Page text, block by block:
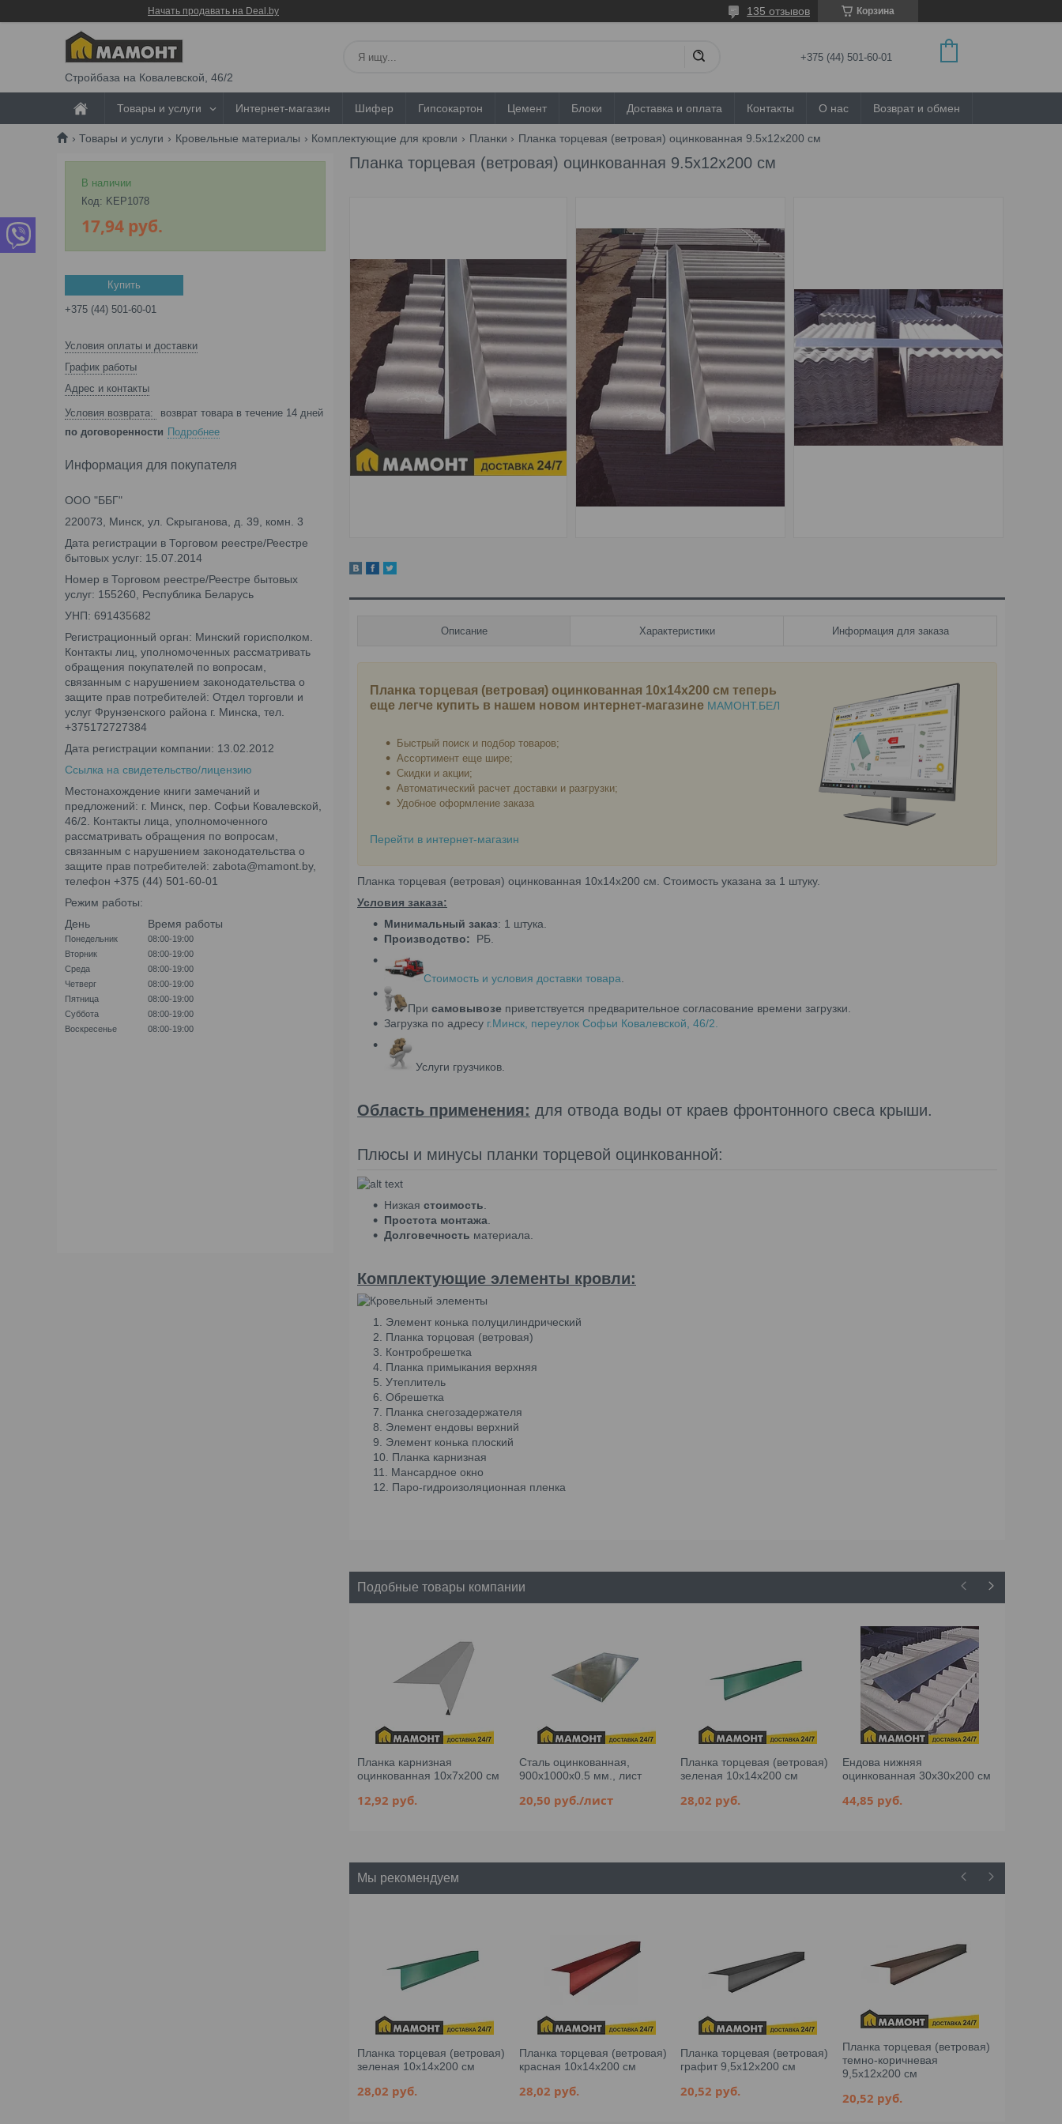
Начать продавать на Deal.by Корзина
135 отзывов
Стройбаза на Ковалевской, 46/2
+375 (44) 501-60-01
Товары и услуги Интернет-магазин Шифер Гипсокартон Цемент Блоки Доставка и оплата Контакты О нас Возврат и обмен
Товары и услуги Кровельные материалы Комплектующие для кровли Планки Планка торцевая (ветровая) оцинкованная 9.5x12x200 см
Планка торцевая (ветровая) оцинкованная 9.5x12x200 см
Описание Характеристики Информация для заказа
Планка торцевая (ветровая) оцинкованная 10x14x200 см теперь
еще легче купить в нашем новом интернет-магазине МАМОНТ.БЕЛ
Быстрый поиск и подбор товаров;
Ассортимент еще шире;
Скидки и акции;
Автоматический расчет доставки и разгрузки;
Удобное оформление заказа
Перейти в интернет-магазин
Планка торцевая (ветровая) оцинкованная 10х14х200 см. Стоимость указана за 1 штуку.
Условия заказа:
Минимальный заказ: 1 штука.
Производство: РБ.
Стоимость и условия доставки товара
При самовывозе приветствуется предварительное согласование времени загрузки.
Загрузка по адресу г.Минск , переулок Софьи Ковалевской, 46/2.
Услуги грузчиков.
Область применения: для отвода воды от краев фронтонного свеса крыши.
Плюсы и минусы планки торцевой оцинкованной:
Низкая стоимость
Простота монтажа
Долговечность материала.
Комплектующие элементы кровли:
Элемент конька полуцилиндрический
Планка торцовая (ветровая)
Контробрешетка
Планка примыкания верхняя
Утеплитель
Обрешетка
Планка снегозадержателя
Элемент ендовы верхний
Элемент конька плоский
Планка карнизная
Мансардное окно
Паро-гидроизоляционная пленка
Подобные товары компании
Планка карнизная
оцинкованная 10х7х200 см
12,92 руб.
Сталь оцинкованная,
900x1000x0.5 мм., лист
20,50 руб./лист
Планка торцевая (ветровая)
зеленая 10x14x200 см
28,02 руб.
Ендова нижняя
оцинкованная 30x30x200 см
44,85 руб.
Мы рекомендуем
Планка торцевая (ветровая)
зеленая 10x14x200 см
28,02 руб.
Планка торцевая (ветровая)
красная 10x14x200 см
28,02 руб.
Планка торцевая (ветровая)
графит 9,5x12x200 см
20,52 руб.
Планка торцевая (ветровая)
темно-коричневая
9,5x12x200 см
20,52 руб.
В наличии
Код: KEP1078
17,94 руб.
Купить
+375 (44) 501-60-01
Условия оплаты и доставки
График работы
Адрес и контакты
возврат товара в течение 14 дней
по договоренности Подробнее
Информация для покупателя
ООО "ББГ"
220073, Минск, ул. Скрыганова, д. 39, комн. 3
Дата регистрации в Торговом реестре/Реестре
бытовых услуг: 15.07.2014
Номер в Торговом реестре/Реестре бытовых
услуг: 155260, Республика Беларусь
УНП: 691435682
Регистрационный орган: Минский горисполком.
Контакты лиц, уполномоченных рассматривать
обращения покупателей по вопросам,
связанным с нарушением законодательства о
защите прав потребителей: Отдел торговли и
услуг Фрунзенского района г. Минска, тел.
+375172727384
Дата регистрации компании: 13.02.2012
Ссылка на свидетельство/лицензию
Местонахождение книги замечаний и
предложений: г. Минск, пер. Софьи Ковалевской,
46/2. Контакты лица, уполномоченного
рассматривать обращения по вопросам,
связанным с нарушением законодательства о
защите прав потребителей: zabota@mamont.by,
телефон +375 (44) 501-60-01
Режим работы:
День
Время работы
Понедельник
08:00-19:00
Вторник
08:00-19:00
Среда
08:00-19:00
Четверг
08:00-19:00
Пятница
08:00-19:00
Суббота
08:00-19:00
Воскресенье
08:00-19:00